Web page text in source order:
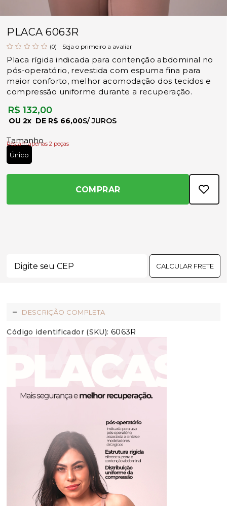
PLACA 6063R
(0) Seja o primeiro a avaliar
Placa rígida indicada para contenção abdominal no
pós-operatório, revestida com espuma fina para
maior conforto, melhor acomodação dos tecidos e
compressão uniforme durante a recuperação.
R$ 132,00
2x R$ 66,00
Tamanho
Único
COMPRAR
Restam apenas 2 peças
CALCULAR FRETE
DESCRIÇÃO COMPLETA
Código identificador (SKU): 6063R